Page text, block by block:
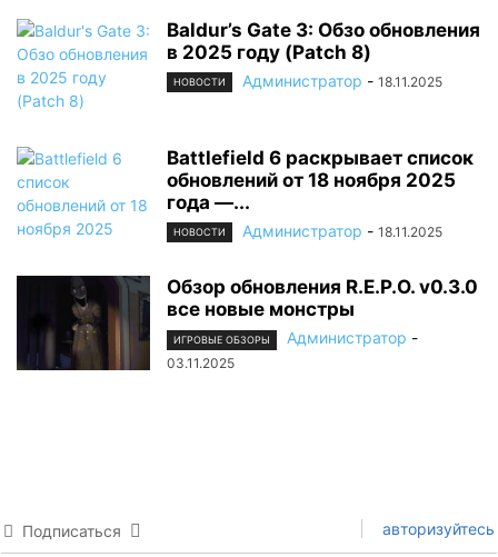
Baldur’s Gate 3: Обзо обновления
в 2025 году (Patch 8)
НОВОСТИ Администратор - 18.11.2025
Battlefield 6 раскрывает список
обновлений от 18 ноября 2025
года —...
НОВОСТИ Администратор - 18.11.2025
Обзор обновления R.E.P.O. v0.3.0
все новые монстры
ИГРОВЫЕ ОБЗОРЫ Администратор -
03.11.2025
Подписаться авторизуйтесь